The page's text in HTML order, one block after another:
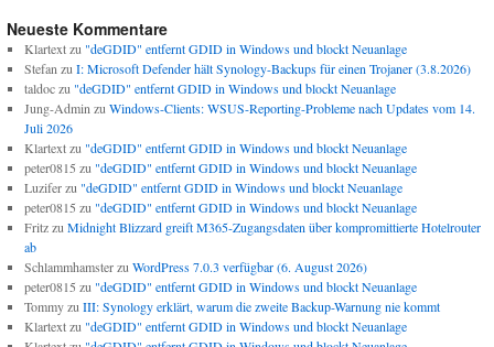
Neueste Kommentare
Klartextzu "deGDID" entfernt GDID in Windows und blockt Neuanlage
Stefan zu I: Microsoft Defender hält Synology-Backups für einen Trojaner (3.8.2026)
taldoczu "deGDID" entfernt GDID in Windows und blockt Neuanlage
Jung-Admin zu Windows-Clients: WSUS-Reporting-Probleme nach Updates vom 14.
Juli 2026
Klartextzu "deGDID" entfernt GDID in Windows und blockt Neuanlage
peter0815 zu "deGDID" entfernt GDID in Windows und blockt Neuanlage
Luziferzu "deGDID" entfernt GDID in Windows und blockt Neuanlage
peter0815 zu "deGDID" entfernt GDID in Windows und blockt Neuanlage
Fritzzu Midnight Blizzard greift M365-Zugangsdaten über kompromittierte Hotelrouter
ab
Schlammhamsterzu WordPress 7.0.3 verfügbar (6. August 2026)
peter0815 zu "deGDID" entfernt GDID in Windows und blockt Neuanlage
Tommyzu III: Synology erklärt, warum die zweite Backup-Warnung nie kommt
Klartextzu "deGDID" entfernt GDID in Windows und blockt Neuanlage